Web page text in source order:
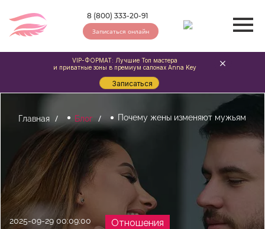
8 (800) 333-20-91
Записаться онлайн
Главная Блог Почему жены изменяют мужьям
2025-09-29 00:09:00 Отношения
VIP-ФОРМАТ: Лучшие Топ мастера
и приватные зоны в премиум салонах Anna Key
Записаться